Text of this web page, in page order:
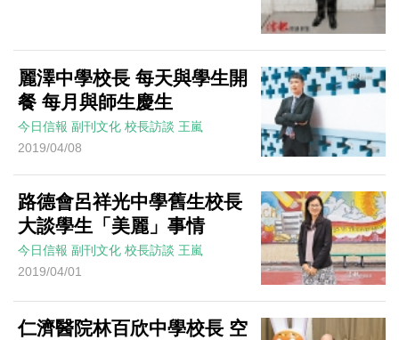
麗澤中學校長 每天與學生開
餐 每月與師生慶生
今日信報 副刊文化 校長訪談 王嵐
2019/04/08
路德會呂祥光中學舊生校長
大談學生「美麗」事情
今日信報 副刊文化 校長訪談 王嵐
2019/04/01
仁濟醫院林百欣中學校長 空